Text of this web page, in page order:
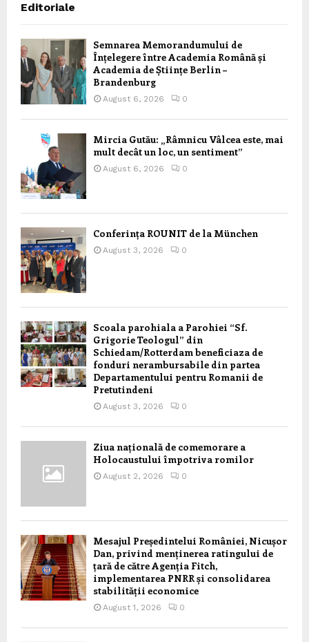
Editoriale
Semnarea Memorandumului de
Înțelegere între Academia Română și
Academia de Științe Berlin –
Brandenburg
August 6, 2026 0
Mircia Gutău: „Râmnicu Vâlcea este, mai
mult decât un loc, un sentiment”
August 6, 2026 0
Conferința ROUNIT de la München
August 3, 2026 0
Scoala parohiala a Parohiei “Sf.
Grigorie Teologul” din
Schiedam/Rotterdam beneficiaza de
fonduri nerambursabile din partea
Departamentului pentru Romanii de
Pretutindeni
August 3, 2026 0
Ziua națională de comemorare a
Holocaustului împotriva romilor
August 2, 2026 0
Mesajul Președintelui României, Nicușor
Dan, privind menținerea ratingului de
țară de către Agenția Fitch,
implementarea PNRR și consolidarea
stabilității economice
August 1, 2026 0